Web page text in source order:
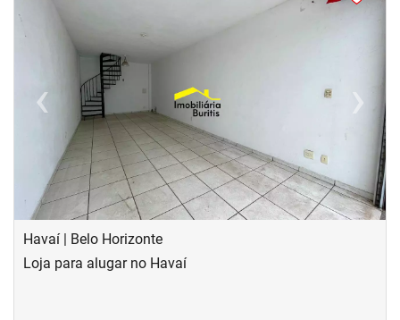
‹Previous ›Next
Havaí | Belo Horizonte
Loja para alugar no Havaí